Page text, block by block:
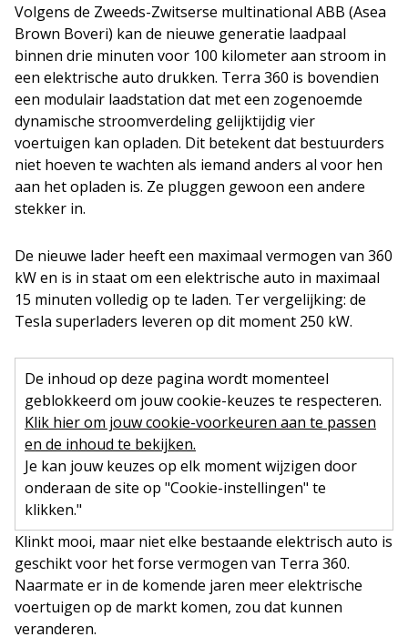
Volgens de Zweeds-Zwitserse multinational ABB (Asea
Brown Boveri) kan de nieuwe generatie laadpaal
binnen drie minuten voor 100 kilometer aan stroom in
een elektrische auto drukken. Terra 360 is bovendien
een modulair laadstation dat met een zogenoemde
dynamische stroomverdeling gelijktijdig vier
voertuigen kan opladen. Dit betekent dat bestuurders
niet hoeven te wachten als iemand anders al voor hen
aan het opladen is. Ze pluggen gewoon een andere
stekker in.
De nieuwe lader heeft een maximaal vermogen van 360
kW en is in staat om een elektrische auto in maximaal
15 minuten volledig op te laden. Ter vergelijking: de
Tesla superladers leveren op dit moment 250 kW.
De inhoud op deze pagina wordt momenteel
geblokkeerd om jouw cookie-keuzes te respecteren.
Klik hier om jouw cookie-voorkeuren aan te passen
en de inhoud te bekijken.
Je kan jouw keuzes op elk moment wijzigen door
onderaan de site op "Cookie-instellingen" te
klikken."
Klinkt mooi, maar niet elke bestaande elektrisch auto is
geschikt voor het forse vermogen van Terra 360.
Naarmate er in de komende jaren meer elektrische
voertuigen op de markt komen, zou dat kunnen
veranderen.